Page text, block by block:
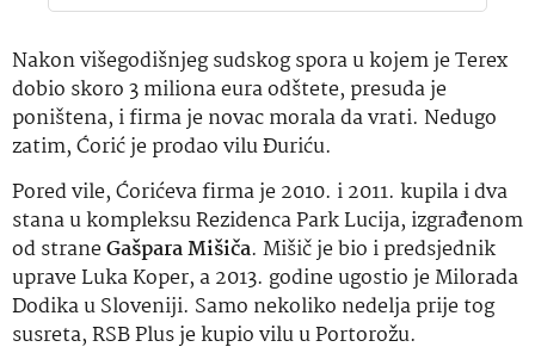
Nakon višegodišnjeg sudskog spora u kojem je Terex
dobio skoro 3 miliona eura odštete, presuda je
poništena, i firma je novac morala da vrati. Nedugo
zatim, Ćorić je prodao vilu Đuriću.
Pored vile, Ćorićeva firma je 2010. i 2011. kupila i dva
stana u kompleksu Rezidenca Park Lucija, izgrađenom
od straneGašpara Mišiča. Mišič je bio i predsjednik
uprave Luka Koper, a 2013. godine ugostio je Milorada
Dodika u Sloveniji. Samo nekoliko nedelja prije tog
susreta, RSB Plus je kupio vilu u Portorožu.